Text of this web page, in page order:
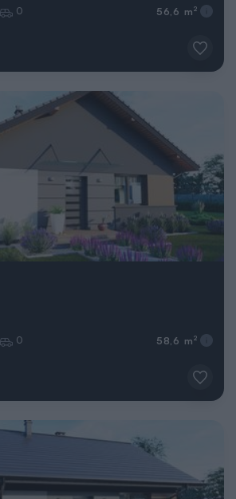
0 56,6 m 2
0 58,6 m 2